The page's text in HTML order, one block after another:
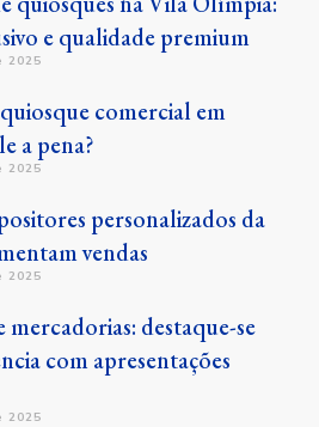
e qualidade premium
2025
comercial em
a pena?
2025
personalizados da
vendas
2025
destaque-se
com apresentações
2025